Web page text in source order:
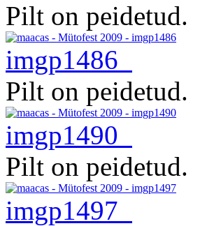
Pilt on peidetud.
imgp1486
Pilt on peidetud.
imgp1490
Pilt on peidetud.
imgp1497